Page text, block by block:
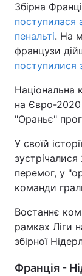
Збірна
поступилася
пенальті. На
французи
поступилися
Національна
на Євро-2020
"Ораньє"
У своїй
перемог, у
команди
Востаннє
рамках Ліги
збірної
Франція -